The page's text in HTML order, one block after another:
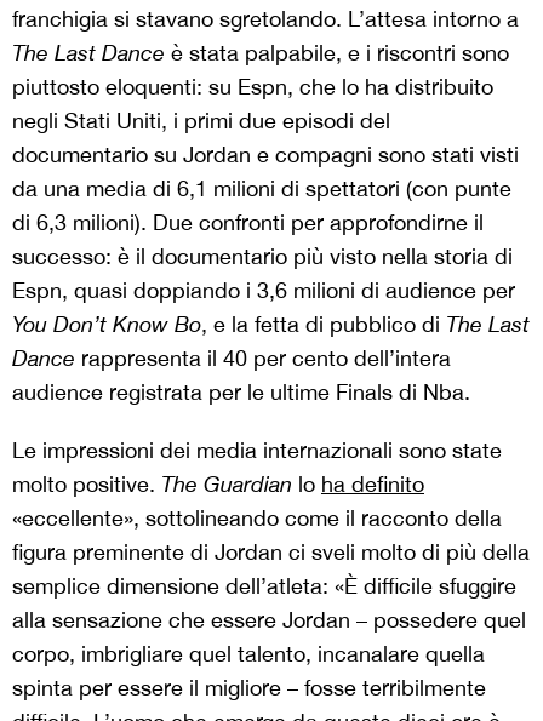
franchigia si stavano sgretolando. L’attesa intorno a
The Last Dance è stata palpabile, e i riscontri sono
piuttosto eloquenti: su Espn, che lo ha distribuito
negli Stati Uniti, i primi due episodi del
documentario su Jordan e compagni sono stati visti
da una media di 6,1 milioni di spettatori (con punte
di 6,3 milioni). Due confronti per approfondirne il
successo: è il documentario più visto nella storia di
Espn, quasi doppiando i 3,6 milioni di audience per
You Don’t Know Bo, e la fetta di pubblico di The Last
Dance rappresenta il 40 per cento dell’intera
audience registrata per le ultime Finals di Nba.
Le impressioni dei media internazionali sono state
molto positive. The Guardian lo ha definito
«eccellente», sottolineando come il racconto della
figura preminente di Jordan ci sveli molto di più della
semplice dimensione dell’atleta: «È difficile sfuggire
alla sensazione che essere Jordan – possedere quel
corpo, imbrigliare quel talento, incanalare quella
spinta per essere il migliore – fosse terribilmente